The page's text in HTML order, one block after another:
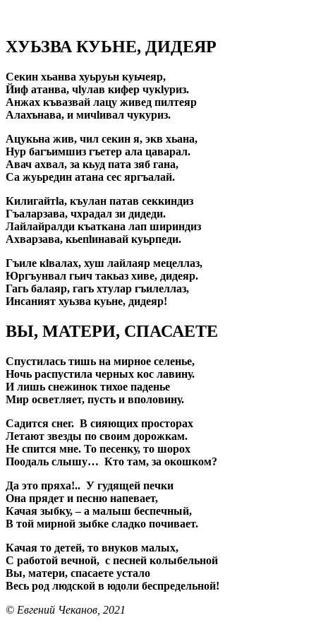
ХУЬЗВА КУЬНЕ, ДИДЕЯР
Секин хьанва хуьруьн куьчеяр,
Йиф атанва, чlулав кифер чукlуриз.
Анжах къвазвай лацу живед пилтеяр
Алахънава, и мичlивал чукуриз.
Ацукьна жив, чил секин я, экв хьана,
Нур багъимшиз гъетер ала цаварал.
Авач ахвал, за кьуд пата зяб гана,
Са жуьредин атана сес яргъалай.
Килигайтlа, къулан патав секкиндиз
Гъаларзава, чхрадал зи дидеди.
Лайлайралди къаткана лап шириндиз
Ахварзава, кьепlинавай куьрпеди.
Гъиле кlвалах, хуш лайлаяр мецеллаз,
Юргъунвал гьич такьаз хиве, дидеяр.
Гагь балаяр, гагь хтулар гъилеллаз,
Инсаният хуьзва куьне, дидеяр!
ВЫ, МАТЕРИ, СПАСАЕТЕ
Спустилась тишь на мирное селенье,
Ночь распустила черных кос лавину.
И лишь снежинок тихое паденье
Мир осветляет, пусть и вполовину.
Садится снег. В сияющих просторах
Летают звезды по своим дорожкам.
Не спится мне. То песенку, то шорох
Поодаль слышу… Кто там, за окошком?
Да это пряха!.. У гудящей печки
Она прядет и песню напевает,
Качая зыбку, – а малыш беспечный,
В той мирной зыбке сладко почивает.
Качая то детей, то внуков малых,
С работой вечной, с песней колыбельной
Вы, матери, спасаете устало
Весь род людской в юдоли беспредельной!
© Евгений Чеканов, 2021